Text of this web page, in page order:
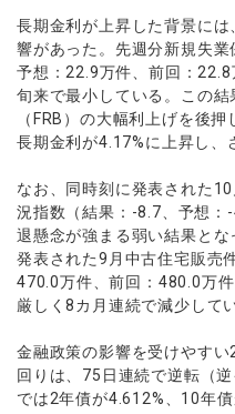
経済指標・予測カレンダー
休眠口座と凍結口座
通貨インデックス
トレードガイド
NEW
お問合せ
よくあるご質問
عربى
Русский
Español
ไทย
Tiếng Việt
デモ口
法人の
長期金利が上昇した背景に
響があった。先週分新規失業
予想：22.9万件、前回：
旬来で最小している。この
（FRB）の大幅利上げを後
長期金利が4.17%に上昇し、
なお、同時刻に発表された
況指数（結果：-8.7、予想：
退懸念が強まる弱い結果と
発表された9月中古住宅販売
470.0万件、前回：480.0万
厳しく8カ月連続で減少して
金融政策の影響を受けやす
回りは、75日連続で逆転（
では2年債が4.612%、10年債